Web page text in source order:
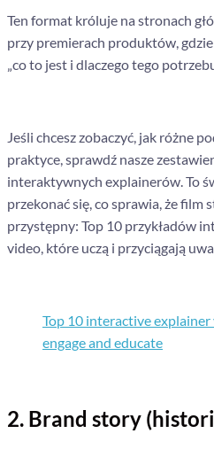
Ten format króluje na stronach
przy premierach produktów,
„co to jest i dlaczego tego
Jeśli chcesz zobaczyć, jak różne
praktyce, sprawdź nasze
interaktywnych explainerów. To
przekonać się, co sprawia, że film
przystępny: Top 10 przykładów
video, które uczą i przyciągają
Top 10 interactive
engage and educate
2. Brand story